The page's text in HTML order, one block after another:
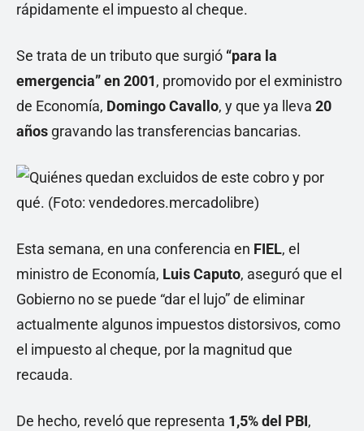
rápidamente el impuesto al cheque.
Se trata de un tributo que surgió “para la
emergencia” en 2001, promovido por el exministro
de Economía, Domingo Cavallo, y que ya lleva 20
años gravando las transferencias bancarias.
Esta semana, en una conferencia en FIEL, el
ministro de Economía, Luis Caputo, aseguró que el
Gobierno no se puede “dar el lujo” de eliminar
actualmente algunos impuestos distorsivos, como
el impuesto al cheque, por la magnitud que
recauda.
De hecho, reveló que representa 1,5% del PBI,